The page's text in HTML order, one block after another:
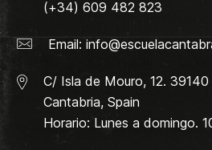
(+34) 609 482 823
Email:
C/ Isla de Mouro, 12.
Cantabria, Spain
Horario: Lunes a domingo.